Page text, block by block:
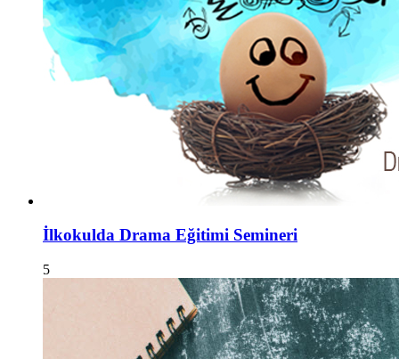
İlkokulda Drama Eğitimi Semineri
5